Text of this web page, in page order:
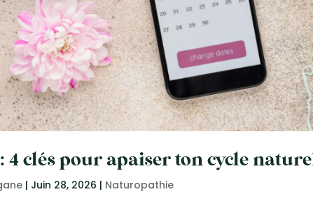
4 clés pour apaiser ton cycle
| Juin 28, 2026 | Naturopathie